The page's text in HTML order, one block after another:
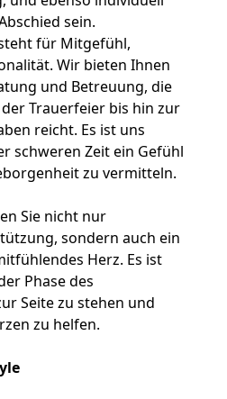
sein.
für Mitgefühl,
Wir bieten Ihnen
und Betreuung, die
Trauerfeier bis hin zur
reicht. Es ist uns
schweren Zeit ein Gefühl
zu vermitteln.
Sie nicht nur
sondern auch ein
Herz. Es ist
Phase des
Seite zu stehen und
zu helfen.